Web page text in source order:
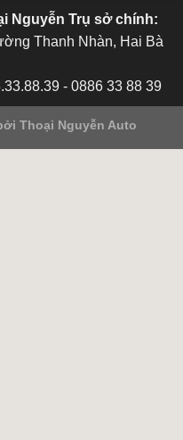
Nguyễn Trụ sở chính:
Thanh Nhàn, Hai Bà
- 0886 33 88 39
Thoại Nguyễn Auto